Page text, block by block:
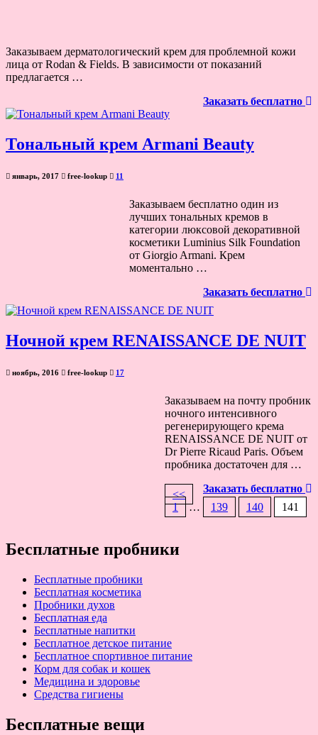
Заказываем дерматологический крем для проблемной кожи
лица от Rodan & Fields. В зависимости от показаний
предлагается …
Заказать бесплатно
Тональный крем Armani Beauty
январь, 2017 free-lookup 11
Заказываем бесплатно один из
лучших тональных кремов в
категории люксовой декоративной
косметики Luminius Silk Foundation
от Giorgio Armani. Крем
моментально …
Заказать бесплатно
Ночной крем RENAISSANCE DE NUIT
ноябрь, 2016 free-lookup 17
Заказываем на почту пробник
ночного интенсивного
регенерирующего крема
RENAISSANCE DE NUIT от
Dr Pierre Ricaud Paris. Объем
пробника достаточен для …
Заказать бесплатно
записям
<<
1
… 139 140 141
Бесплатные пробники
Бесплатные пробники
Бесплатная косметика
Пробники духов
Бесплатная еда
Бесплатные напитки
Бесплатное детское питание
Бесплатное спортивное питание
Корм для собак и кошек
Медицина и здоровье
Средства гигиены
Бесплатные вещи